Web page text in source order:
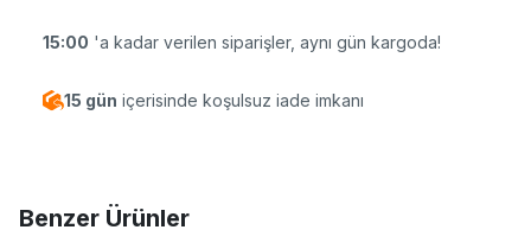
15:00 'a kadar verilen siparişler, aynı gün kargoda!
15 gün içerisinde koşulsuz iade imkanı
Benzer Ürünler